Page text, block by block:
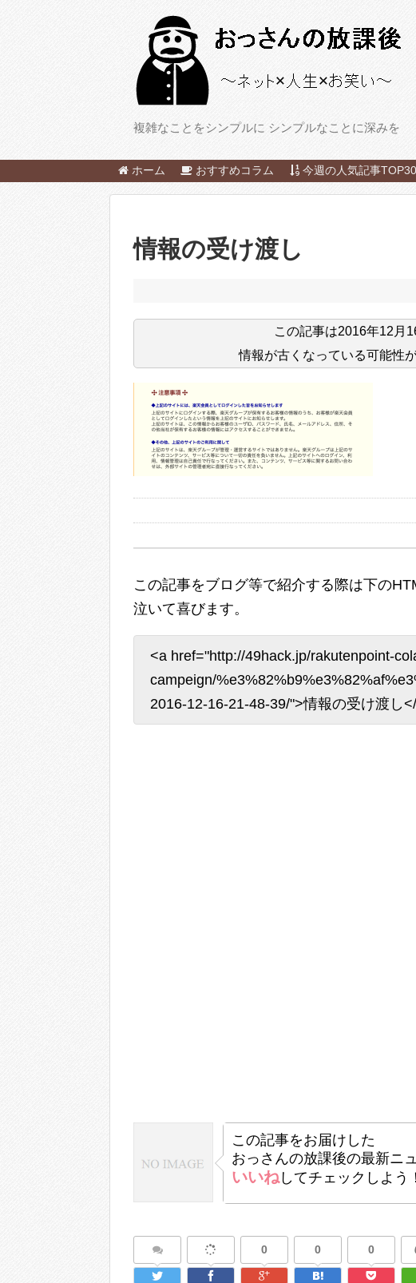
複雑なことをシンプルに シンプルなことに深みを
ホーム おすすめコラム 今週の人気記事TOP30
情報の受け渡し
この記事は2016年12月
情報が古くなっている可能性
この記事をブログ等で紹介する際は下の
泣いて喜びます。
<a href="http://49hack.jp/rakutenpoint-
campeign/
2016-12-16-21-48-39/">情報の受け渡し
この記事をお届けした
おっさんの放課後の最新ニ
いいねしてチェックしよう！
0 0 0